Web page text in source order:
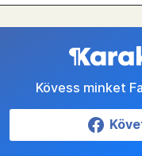
Kövess minket